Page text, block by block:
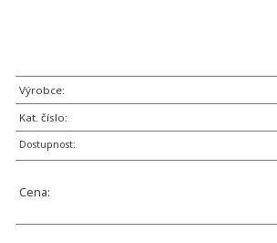
Výrobce:
Kat. číslo:
Dostupnost:
Cena: